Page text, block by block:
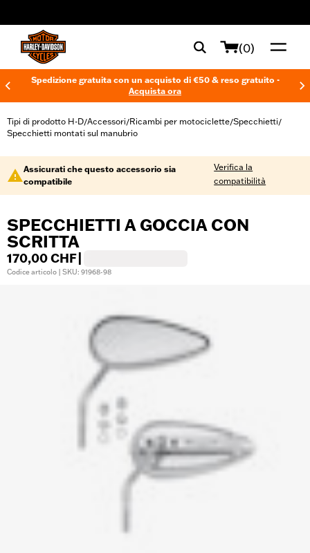
(0)
Spedizione gratuita con un acquisto di €50 & reso gratuito -
Acquista ora
Tipi di prodotto H-D/Accessori/Ricambi per motociclette/Specchietti/
Specchietti montati sul manubrio
Assicurati che questo accessorio sia
compatibile
Verifica la
compatibilità
SPECCHIETTI A GOCCIA CON
SCRITTA
170,00 CHF
Codice articolo | SKU: 91968-98